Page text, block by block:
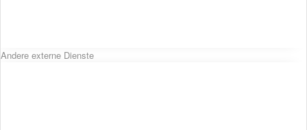
Andere externe Dienste